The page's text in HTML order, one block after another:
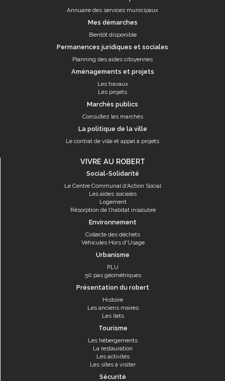
Annuaire des services municipaux
Mes démarches
Bientôt disponible
Permanences juridiques et sociales
Planning des aides citoyennes
Aménagements et projets
Les travaux
Les projets
Marchés publics
Consultez les marchés
La politique de la ville
Le contrat de ville et appel à projets
VIVRE AU ROBERT
Social-Solidarité
Le Centre Communal d'Action Social
Les aides sociales
Logement
Résorption de l’habitat insalubre
Environnement
Collecte des déchets
Véhicules Hors d'Usage
Urbanisme
PLU
50 pas géométriques
Présentation du robert
Histoire
Les anciens maires
Les îlets
Tourisme
Les hébergements
La restauration
Les activités
Les sites à visiter
Sécurité